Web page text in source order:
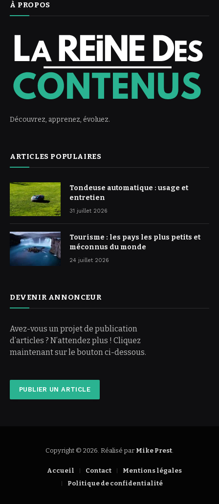
À PROPOS
Découvrez, apprenez, évoluez.
ARTICLES POPULAIRES
Tondeuse automatique : usage et
entretien
31 juillet 2026
Tourisme : les pays les plus petits et
méconnus du monde
24 juillet 2026
DEVENIR ANNONCEUR
Avez-vous un projet de publication
d’articles ? N’attendez plus ! Cliquez
maintenant sur le bouton ci-dessous.
PUBLIER UN ARTICLE
Copyright © 2026. Réalisé par Mike Prest.
Accueil Contact
Mentions légales
Politique de confidentialité